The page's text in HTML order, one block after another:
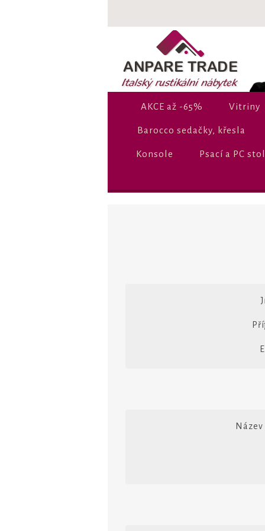
AKCE až -65% Vitriny
Barocco sedačky, křesla
Konsole Psací a PC